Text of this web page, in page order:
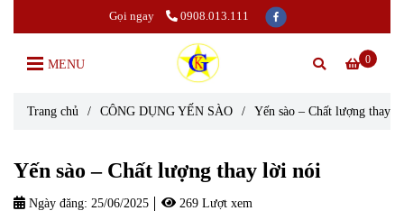
Gọi ngay 0908.013.111
0
MENU
Trang chủ / CÔNG DỤNG YẾN SÀO / Yến sào – Chất lượng thay
Yến sào – Chất lượng thay lời nói
Ngày đăng: 25/06/2025
269 Lượt xem